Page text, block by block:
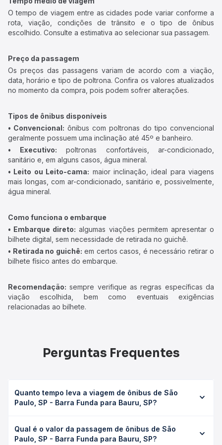
O tempo de viagem entre as cidades pode variar conforme a
rota, viação, condições de trânsito e o tipo de ônibus
escolhido. Consulte a estimativa ao selecionar sua passagem.
Preço da passagem
Os preços das passagens variam de acordo com a viação,
data, horário e tipo de poltrona. Confira os valores atualizados
no momento da compra, pois podem sofrer alterações.
Tipos de ônibus disponíveis
• Convencional: ônibus com poltronas do tipo convencional
geralmente possuem uma inclinação até 45º e banheiro.
• Executivo: poltronas confortáveis, ar-condicionado,
sanitário e, em alguns casos, água mineral.
• Leito ou Leito-cama: maior inclinação, ideal para viagens
mais longas, com ar-condicionado, sanitário e, possivelmente,
água mineral.
Como funciona o embarque
• Embarque direto: algumas viações permitem apresentar o
bilhete digital, sem necessidade de retirada no guichê.
• Retirada no guichê: em certos casos, é necessário retirar o
bilhete físico antes do embarque.
Recomendação: sempre verifique as regras específicas da
viação escolhida, bem como eventuais exigências
relacionadas ao bilhete.
Perguntas Frequentes
Quanto tempo leva a viagem de ônibus de São
Paulo, SP - Barra Funda para Bauru, SP?
Bauru, SP leva em média 5h 7min, podendo variar
conforme a viação, o tipo de serviço (convencional,
Qual é o valor da passagem de ônibus de São
Paulo, SP - Barra Funda para Bauru, SP?